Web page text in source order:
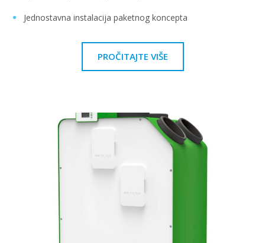
Jednostavna instalacija paketnog koncepta
PROČITAJTE VIŠE